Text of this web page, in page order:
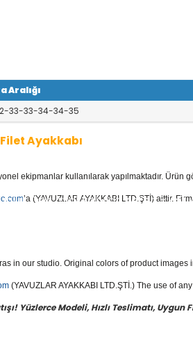
Aralığı
33-33-34-34-35
Ayakkabı
Filet Ayakkabı
kategorisinde;
Deri Ayakkabılar, Keten - Kot
ekipmanlar kullanılarak yapılmaktadır.
’a (YAVUZLAR AYAKKABI LTD.ŞTİ) aittir.
in our studio. Original colors of product
(YAVUZLAR AYAKKABI LTD.ŞTİ.) The use of
Yüzlerce Modeli, Hızlı Teslimatı, Uygun